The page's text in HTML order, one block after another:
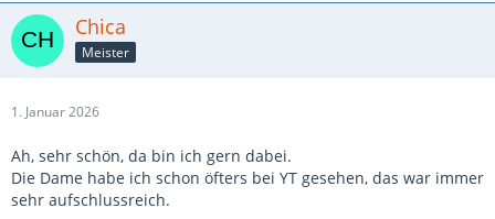
Chica
Meister
1. Januar 2026
Ah, sehr schön, da bin ich gern dabei.
Die Dame habe ich schon öfters bei YT gesehen, das war immer
sehr aufschlussreich.